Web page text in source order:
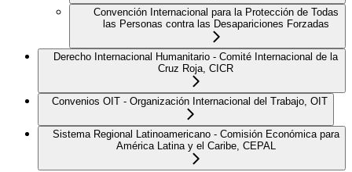
Convención Internacional para la Protección de Todas
las Personas contra las Desapariciones Forzadas
Derecho Internacional Humanitario - Comité Internacional de la
Cruz Roja, CICR
Convenios OIT - Organización Internacional del Trabajo, OIT
Sistema Regional Latinoamericano - Comisión Económica para
América Latina y el Caribe, CEPAL